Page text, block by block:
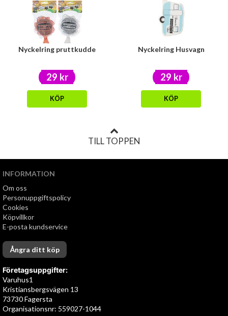
Nyckelring pruttkudde
29 kr
KÖP
Nyckelring Husvagn
29 kr
KÖP
TILL TOPPEN
INFORMATION
Om oss
Personuppgiftspolicy
Cookies
Köpvillkor
E-posta kundservice
Ångra ditt köp
Företagsuppgifter:
Varuhus1
Kristiansbergsvägen 13
73730 Fagersta
Organisationsnr: 559027-1044